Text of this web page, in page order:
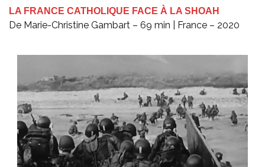
LA FRANCE CATHOLIQUE FACE À LA SHOAH
De Marie-Christine Gambart – 69 min | France – 2020